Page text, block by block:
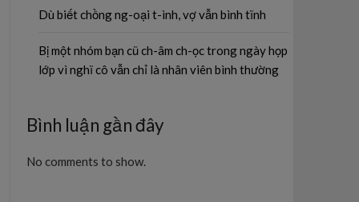
Dù biết chồng ng-oại t-ình, vợ vẫn bình tĩnh
Bị một nhóm bạn cũ ch-âm ch-ọc trong ngày họp
lớp vì nghĩ cô vẫn chỉ là nhân viên bình thường
Bình luận gần đây
No comments to show.